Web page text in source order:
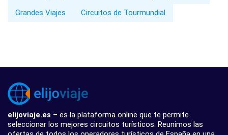
Grandes Viajes
Circuitos de Tourmundial
elijoviaje.es – es la plataforma online que te permite
seleccionar los mejores circuitos turísticos. Reunimos las